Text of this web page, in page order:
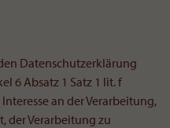
Datenschutzerklärung
6 Absatz 1 Satz 1 lit. f
an der Verarbeitung,
der Verarbeitung zu